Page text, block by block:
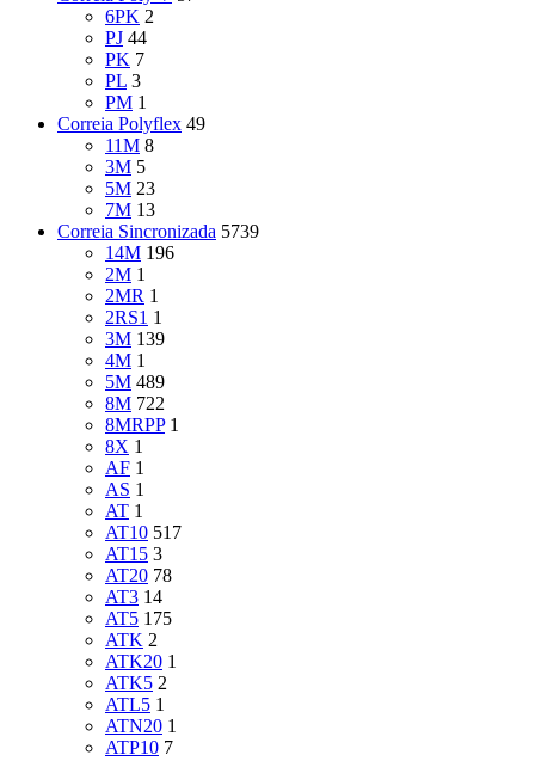
6PK 2
PJ 44
PK 7
PL 3
PM 1
Correia Polyflex 49
11M 8
3M 5
5M 23
7M 13
Correia Sincronizada 5739
14M 196
2M 1
2MR 1
2RS1 1
3M 139
4M 1
5M 489
8M 722
8MRPP 1
8X 1
AF 1
AS 1
AT 1
AT10 517
AT15 3
AT20 78
AT3 14
AT5 175
ATK 2
ATK20 1
ATK5 2
ATL5 1
ATN20 1
ATP10 7